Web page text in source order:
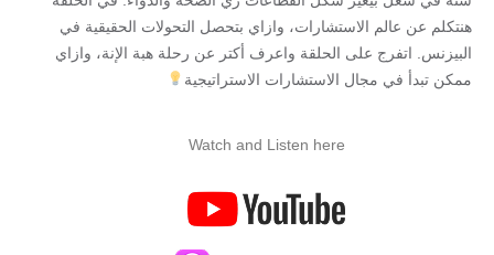
هنتكلم عن عالم الاستشارات، وازاي بتحصل التحولات الحقيقية في
البيزنس. اتفرج على الحلقة واعرف أكتر عن رحلة هبة الإنة، وازاي
ممكن تبدأ في مجال الاستشارات الاستراتيجية
Watch and Listen here